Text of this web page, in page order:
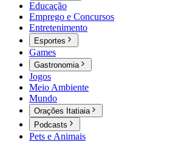
Educação
Emprego e Concursos
Entretenimento
Esportes
Games
Gastronomia
Jogos
Meio Ambiente
Mundo
Orações Itatiaia
Podcasts
Pets e Animais